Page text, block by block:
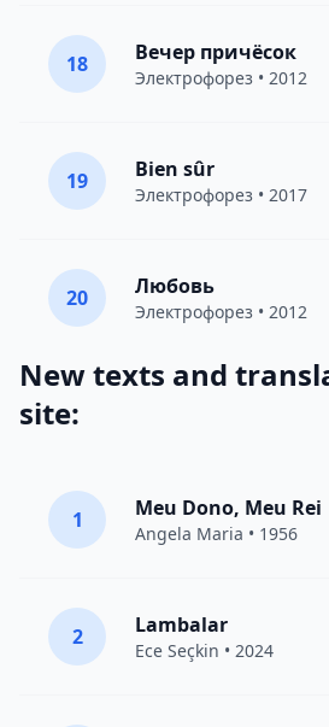
18 Вечер причёсок
Электрофорез • 2012
19 Bien sûr
Электрофорез • 2017
20 Любовь
Электрофорез • 2012
New texts and
site:
1 Meu Dono, Meu Rei
Angela Maria • 1956
2 Lambalar
Ece Seçkin • 2024